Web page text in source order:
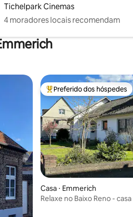
Tichelpark Cinemas
4 moradores locais recomendam
Entre os melhores
Preferido dos hóspedes
Casa ⋅ Emmerich
Relaxe no Baixo Reno -